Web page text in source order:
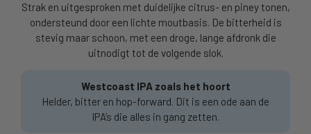
Strak en uitgesproken met duidelijke citrus- en piney tonen,
ondersteund door een lichte moutbasis. De bitterheid is
stevig maar schoon, met een droge, lange afdronk die
uitnodigt tot de volgende slok.
Westcoast IPA zoals het hoort
Helder, bitter en hop-forward. Dit is een ode aan de
IPA’s die alles in gang zetten.